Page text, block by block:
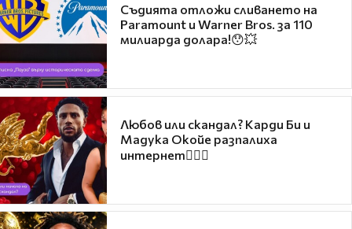
Съдията отложи сливането на
Paramount и Warner Bros. за 110
милиарда долара!😯💥
Любов или скандал? Карди Би и
Мадука Окойе разпалиха
интернет❤️‍🔥🔥